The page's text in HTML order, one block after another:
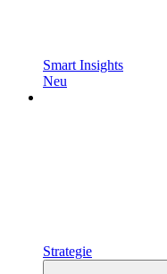
Smart Insights
Neu
Strategie